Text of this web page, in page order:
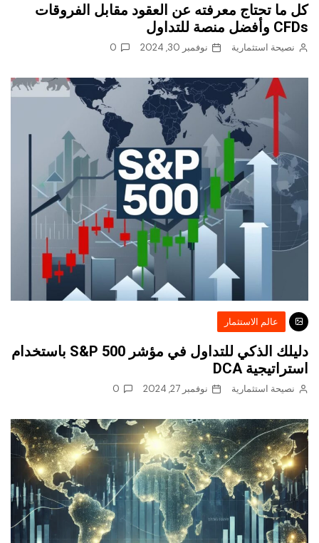
كل ما تحتاج معرفته عن العقود مقابل الفروقات
CFDs وأفضل منصة للتداول
نصيحة استثمارية نوفمبر 30, 2024 0
عالم الاستثمار
دليلك الذكي للتداول في مؤشر S&P 500 باستخدام
استراتيجية DCA
نصيحة استثمارية نوفمبر 27, 2024 0